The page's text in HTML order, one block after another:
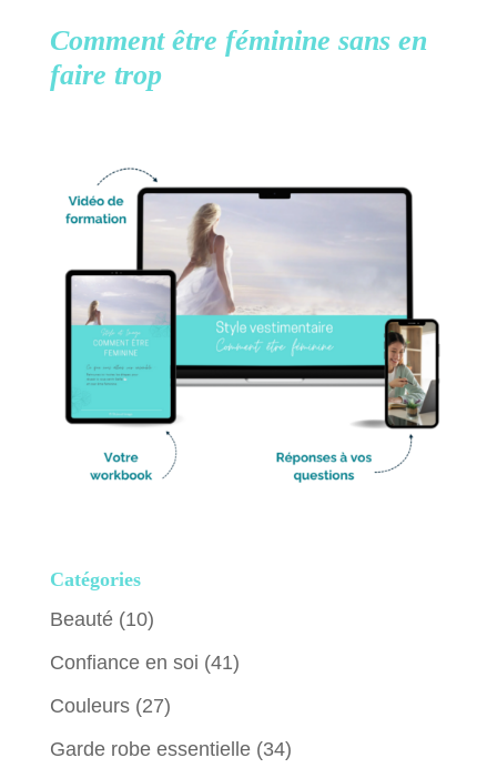
Comment être féminine sans en
faire trop
Catégories
Beauté(10)
Confiance en soi (41)
Couleurs(27)
Garde robe essentielle(34)